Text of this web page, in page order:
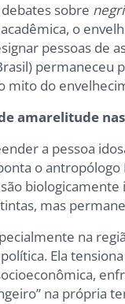
sobre
o
pessoas de
permaneceu
mito do
amarelitude
a pessoa
o antropólogo
biologicamente
mas
na
Ela
na própria